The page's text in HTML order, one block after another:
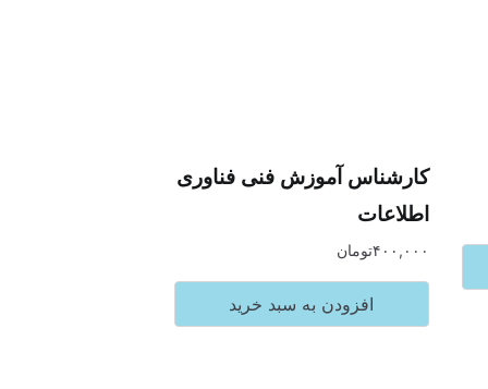
کارشناس آموزش فنی فناوری
اطلاعات
۴۰۰,۰۰۰تومان
افزودن به سبد خرید